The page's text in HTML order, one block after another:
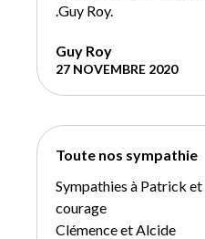
.Guy Roy.
Guy Roy
27 NOVEMBRE 2020
Toute nos sympathie
Sympathies à Patrick
courage
Clémence et Alcide